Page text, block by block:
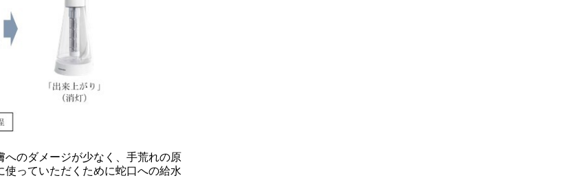
のダメージが少なく、手荒れの原
っていただくために蛇口への給水